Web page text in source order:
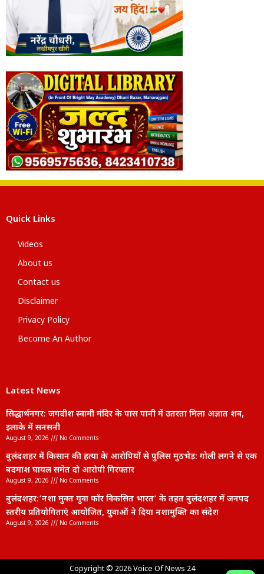
Quick Links
Videos
About us
Contact us
Disclaimer
Privacy Policy
Become An Author
Latest News
सिद्धार्थनगर: जगदीश स्वामी मंदिर के पास पानी में उतरता मिला अज्ञात शव,
इलाके में सनसनी
August 9, 2026 No Comments
बुलंदशहर में किसान की हत्या के आरोपियों से पुलिस मुठभेड़: गोली लगने से एक
बदमाश घायल समेत दो आरोपी गिरफ्तार
August 9, 2026 No Comments
बुलंदशहर:’नशा मुक्त युवा फॉर विकसित भारत’ के तहत बुलंदशहर में जनपद
स्तरीय प्रतियोगिताएं आयोजित, युवाओं ने दिया नशामुक्ति का संदेश
August 9, 2026 No Comments
Copyright © 2026 Voice Of News 24